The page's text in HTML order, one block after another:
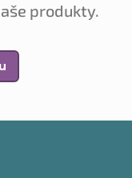
produkty.